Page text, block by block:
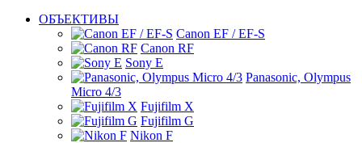
ОБЪЕКТИВЫ
Canon EF / EF-S
Canon RF
Sony E
Panasonic, Olympus
Micro 4/3
Fujifilm X
Fujifilm G
Nikon F